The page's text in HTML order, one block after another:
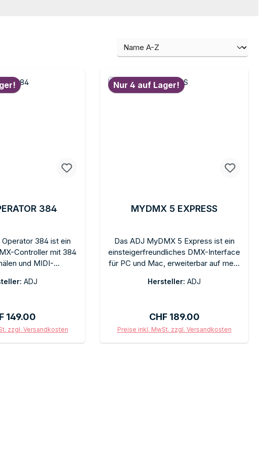
384
384 ist ein
Controller mit 384
und MIDI-
für
für intuitive
MIDI-Integration für
Einsatz mit anderen
ADJ
Preis:
149.00
zzgl. Versandkosten
Nur 4 auf Lager!
MYDMX 5 EXPRESS
Das ADJ MyDMX 5 Express ist ein
einsteigerfreundliches DMX-Interface
für PC und Mac, erweiterbar auf mehr
Software. USB-Anschluss, Plug-and-
Lichtsteuerung.
Hersteller: ADJ
Regulärer Preis:
CHF 189.00
Preise inkl. MwSt. zzgl. Versandkosten